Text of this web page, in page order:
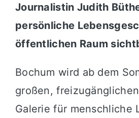
Journalistin Judith
persönliche
öffentlichen Raum
Bochum wird ab dem
großen,
Galerie für menschliche